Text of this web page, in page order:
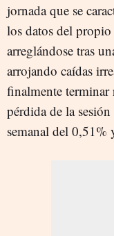
jornada que se
los datos del propio
arreglándose tras
arrojando caídas
finalmente terminar
pérdida de la
semanal del